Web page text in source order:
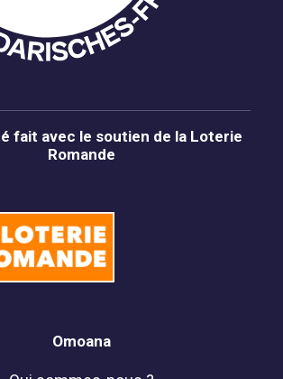
fait avec le soutien de la Loterie
Romande
Omoana